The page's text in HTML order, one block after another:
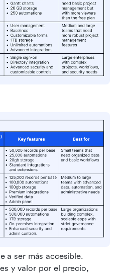
a ser más accesible.
y valor por el precio,